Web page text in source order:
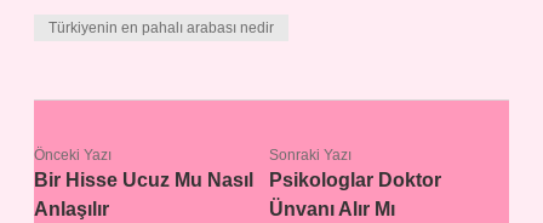
Türkiyenin en pahalı arabası nedir
Önceki Yazı
Bir Hisse Ucuz Mu Nasıl
Anlaşılır
Sonraki Yazı
Psikologlar Doktor
Ünvanı Alır Mı